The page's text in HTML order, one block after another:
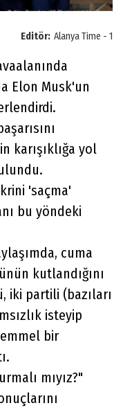
Editör: Alanya Time - 1
Elon Musk'un
karışıklığa yol
'saçma'
bu yöndeki
cuma
kutlandığını
iki partili (bazıları
isteyip
bir
mıyız?"